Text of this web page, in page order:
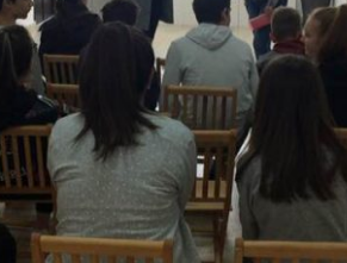
26/03/2026
Organizovano putovanje
povodom Međunarodnog dana
žena